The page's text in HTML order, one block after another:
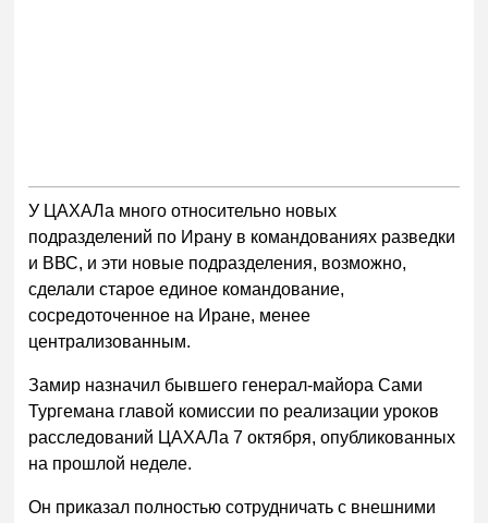
У ЦАХАЛа много относительно новых
подразделений по Ирану в командованиях разведки
и ВВС, и эти новые подразделения, возможно,
сделали старое единое командование,
сосредоточенное на Иране, менее
централизованным.
Замир назначил бывшего генерал-майора Сами
Тургемана главой комиссии по реализации уроков
расследований ЦАХАЛа 7 октября, опубликованных
на прошлой неделе.
Он приказал полностью сотрудничать с внешними